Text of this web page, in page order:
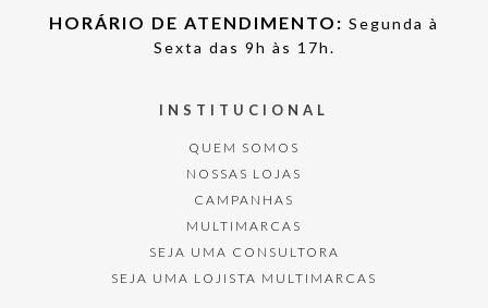
HORÁRIO DE ATENDIMENTO: Segunda à
Sexta das 9h às 17h.
INSTITUCIONAL
QUEM SOMOS
NOSSAS LOJAS
CAMPANHAS
MULTIMARCAS
SEJA UMA CONSULTORA
SEJA UMA LOJISTA MULTIMARCAS